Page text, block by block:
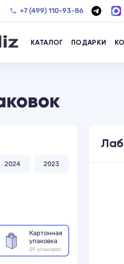
+7 (499) 110-93-86
КАТАЛОГ ПОДАРКИ
2024 2023
Картонная
упаковка
29 упаковок